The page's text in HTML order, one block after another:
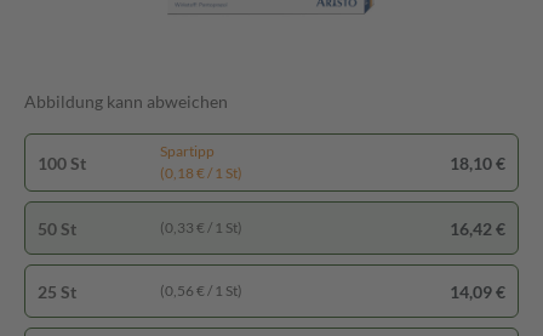
Abbildung kann abweichen
100 St
Spartipp
(0,18 € / 1 St)
18,10 €
50 St (0,33 € / 1 St) 16,42 €
25 St (0,56 € / 1 St) 14,09 €